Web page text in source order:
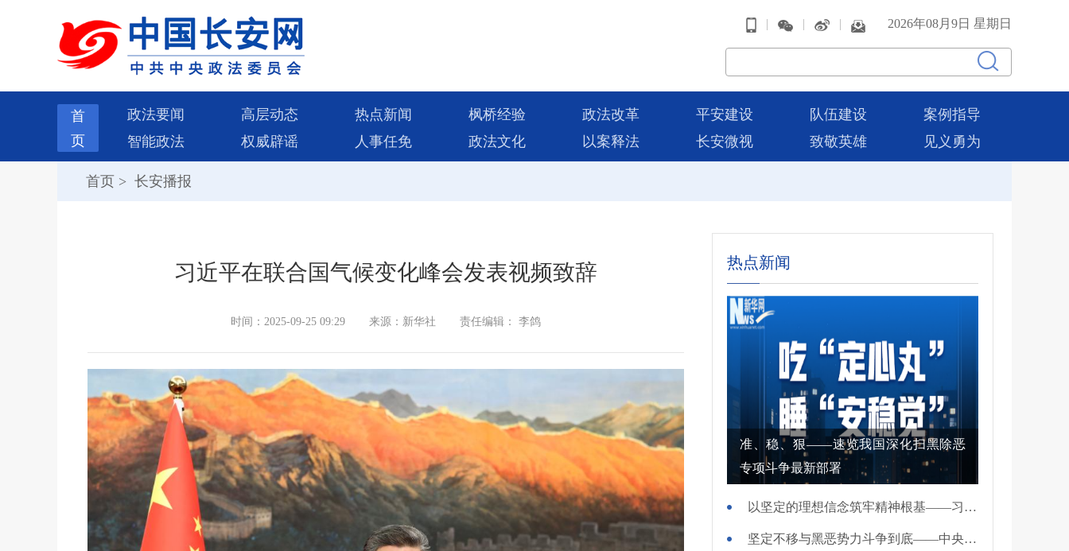
| | | 2026年08月9日 星期日
首
页
政法要闻 高层动态 热点新闻 枫桥经验 政法改革 平安建设 队伍建设
案例指导
智能政法
权威辟谣 人事任免 政法文化 以案释法 长安微视 致敬英雄 见义勇为
首页 > 长安播报
习近平在联合国气候变化峰会发表视频致辞
时间：2025-09-25 09:29 来源：新华社 责任编辑： 李鸽
热点新闻
准、稳、狠——速览我国深化扫黑除恶
专项斗争最新部署
以坚定的理想信念筑牢精神根基——习近平党建思想理论品格系列述评之一
坚定不移与黑恶势力斗争到底——中央政法委负责同志就开展深化扫黑除恶专项斗争有关问题答记者问